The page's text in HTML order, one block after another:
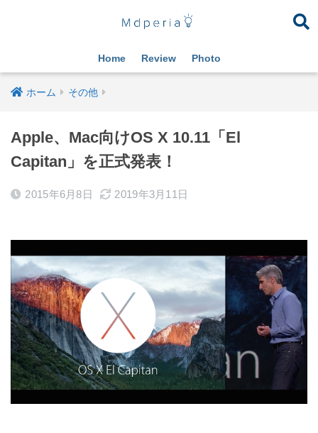
Home Review Photo
ホーム その他
Apple、Mac向けOS X 10.11「El
Capitan」を正式発表！
2015年6月8日 2019年3月11日